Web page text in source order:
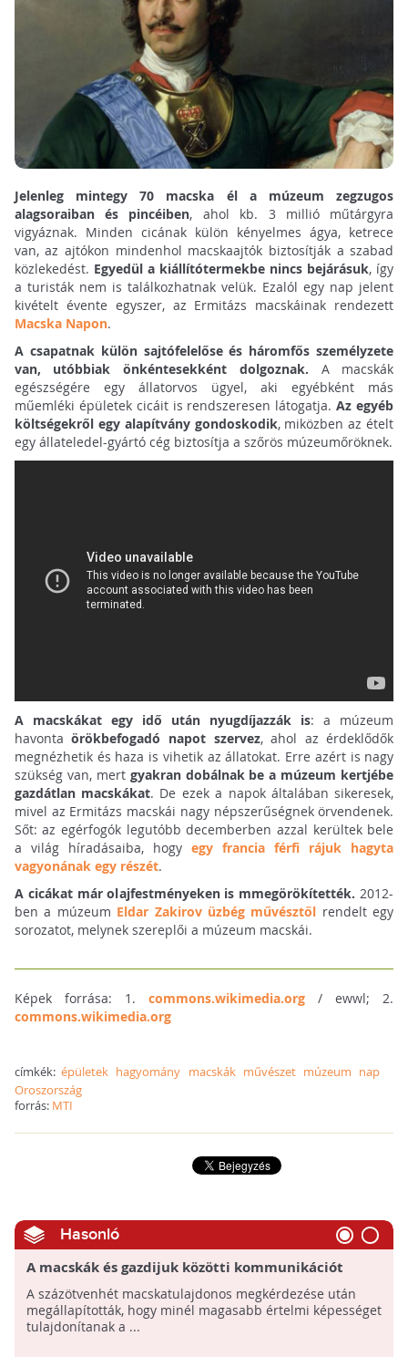
Jelenleg mintegy 70 macska él a múzeum zegzugos
alagsoraiban és pincéiben, ahol kb. 3 millió műtárgyra
vigyáznak. Minden cicának külön kényelmes ágya, ketrece
van, az ajtókon mindenhol macskaajtók biztosítják a szabad
közlekedést. Egyedül a kiállítótermekbe nincs bejárásuk, így
a turisták nem is találkozhatnak velük. Ezalól egy nap jelent
kivételt évente egyszer, az Ermitázs macskáinak rendezett
Macska Napon.
A csapatnak külön sajtófelelőse és háromfős személyzete
van, utóbbiak önkéntesekként dolgoznak. A macskák
egészségére egy állatorvos ügyel, aki egyébként más
műemléki épületek cicáit is rendszeresen látogatja.Az egyéb
költségekről egy alapítvány gondoskodik, miközben az ételt
egy állateledel-gyártó cég biztosítja a szőrös múzeumőröknek.
A macskákat egy idő után nyugdíjazzák is: a múzeum
havontaörökbefogadó napot szervez, ahol az érdeklődők
megnézhetik és haza is vihetik az állatokat. Erre azért is nagy
szükség van, mert gyakran dobálnak be a múzeum kertjébe
gazdátlan macskákat. De ezek a napok általában sikeresek,
mivel az Ermitázs macskái nagy népszerűségnek örvendenek.
Sőt: az egérfogók legutóbb decemberben azzal kerültek bele
a világ híradásaiba, hogy egy francia férfi rájuk hagyta
vagyonának egy részét.
A cicákat már olajfestményeken is mmegörökítették. 2012-
ben a múzeum Eldar Zakirov üzbég művésztől rendelt egy
sorozatot, melynek szereplői a múzeum macskái.
Képek forrása: 1. commons.wikimedia.org / ewwl; 2.
commons.wikimedia.org
címkék:épületek hagyomány macskák művészet múzeum nap
Oroszország
forrás: MTI
Hasonló
A macskák és gazdijuk közötti kommunikációt
vizsgálták ELTE Etológia Tanszékének kutatói
A százötvenhét macskatulajdonos megkérdezése után
megállapították, hogy minél magasabb értelmi képességet
tulajdonítanak a ...